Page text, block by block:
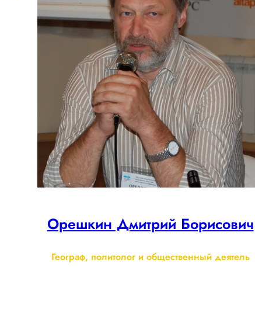
Орешкин Дмитрий Борисович
Географ, политолог и общественный деятель